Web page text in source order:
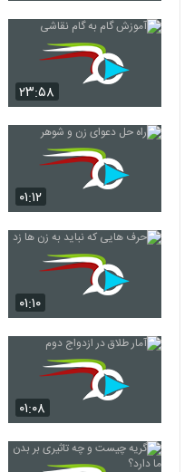
۲۳:۵۸
۰۱:۱۲
۰۱:۱۰
۰۱:۰۸